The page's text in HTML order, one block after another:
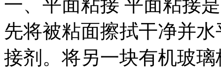
一、平面粘接 平面粘接
先将被粘面擦拭干净并
接剂。将另一块有机玻